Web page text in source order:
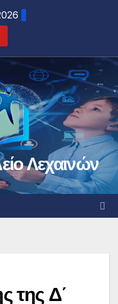
Λεχαινών
της Δ΄